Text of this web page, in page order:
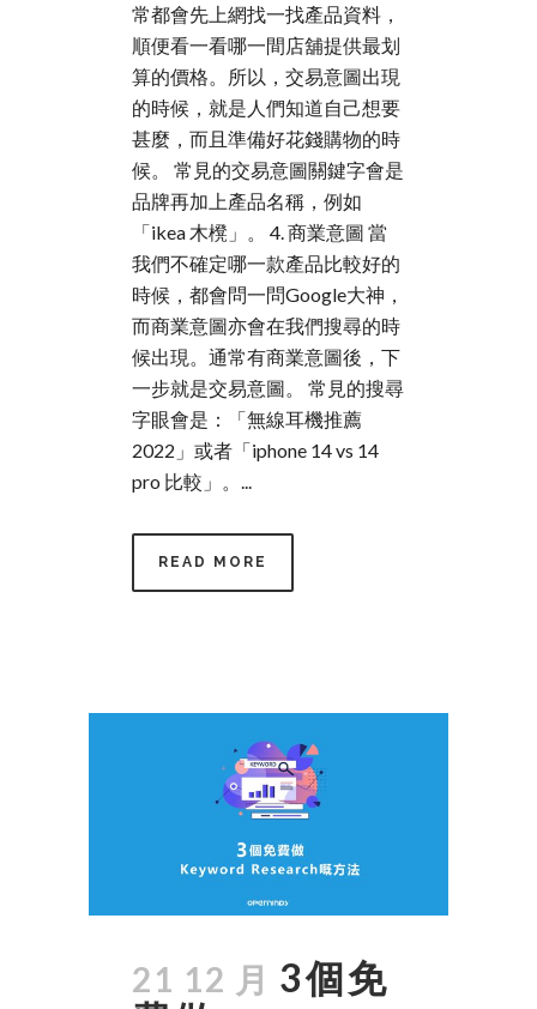
常都會先上網找一找產品資料，
順便看一看哪一間店舖提供最划
算的價格。所以，交易意圖出現
的時候，就是人們知道自己想要
甚麼，而且準備好花錢購物的時
候。 常見的交易意圖關鍵字會是
品牌再加上產品名稱，例如
「ikea 木櫈」。 4. 商業意圖 當
我們不確定哪一款產品比較好的
時候，都會問一問Google大神，
而商業意圖亦會在我們搜尋的時
候出現。通常有商業意圖後，下
一步就是交易意圖。 常見的搜尋
字眼會是：「無線耳機推薦
2022」或者「iphone 14 vs 14
pro 比較」。...
READ MORE
21 12 月 3個免